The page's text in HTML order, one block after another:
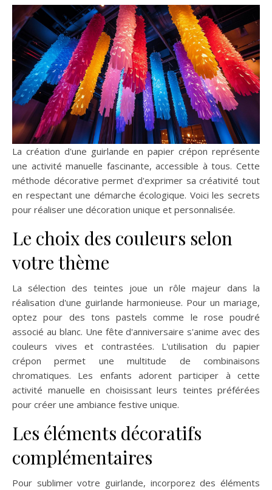
La création d'une guirlande en papier crépon représente
une activité manuelle fascinante, accessible à tous. Cette
méthode décorative permet d'exprimer sa créativité tout
en respectant une démarche écologique. Voici les secrets
pour réaliser une décoration unique et personnalisée.
Le choix des couleurs selon
votre thème
La sélection des teintes joue un rôle majeur dans la
réalisation d'une guirlande harmonieuse. Pour un mariage,
optez pour des tons pastels comme le rose poudré
associé au blanc. Une fête d'anniversaire s'anime avec des
couleurs vives et contrastées. L'utilisation du papier
crépon permet une multitude de combinaisons
chromatiques. Les enfants adorent participer à cette
activité manuelle en choisissant leurs teintes préférées
pour créer une ambiance festive unique.
Les éléments décoratifs
complémentaires
Pour sublimer votre guirlande, incorporez des éléments